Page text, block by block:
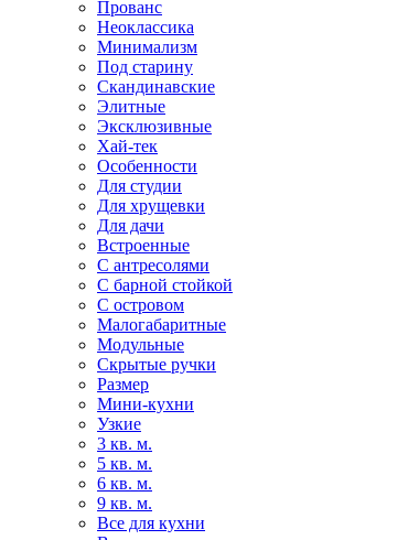
Прованс
Неоклассика
Минимализм
Под старину
Скандинавские
Элитные
Эксклюзивные
Хай-тек
Особенности
Для студии
Для хрущевки
Для дачи
Встроенные
С антресолями
С барной стойкой
С островом
Малогабаритные
Модульные
Скрытые ручки
Размер
Мини-кухни
Узкие
3 кв. м.
5 кв. м.
6 кв. м.
9 кв. м.
Все для кухни